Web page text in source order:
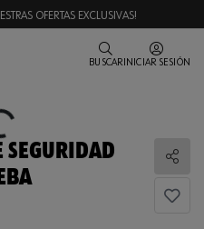
OFERTAS EXCLUSIVAS!
BUSCAR INICIAR SESIÓN
SEGURIDAD